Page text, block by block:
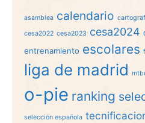
asamblea calendario
cesa2022 cesa2023 cesa2024
entrenamiento escolares
liga de madrid
o-pie ranking
selección española